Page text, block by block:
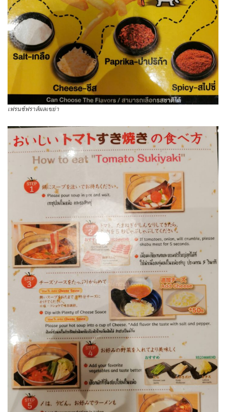
เฟรนช์ฟราส์ผลเขย่า